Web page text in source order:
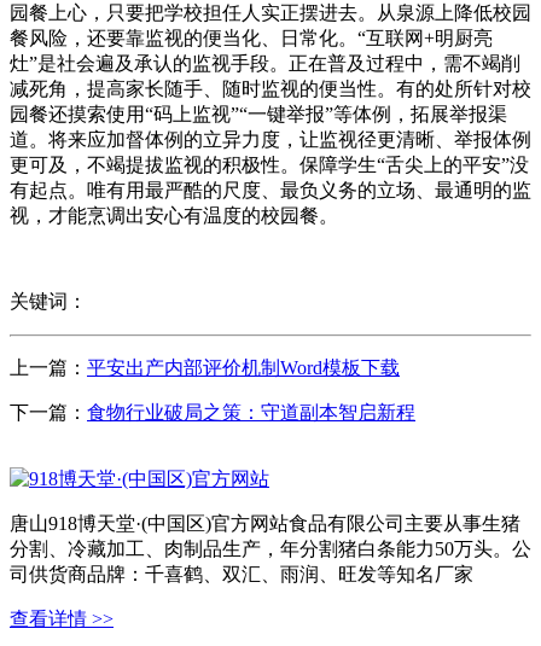
园餐上心，只要把学校担任人实正摆进去。从泉源上降低校园
餐风险，还要靠监视的便当化、日常化。“互联网+明厨亮
灶”是社会遍及承认的监视手段。正在普及过程中，需不竭削
减死角，提高家长随手、随时监视的便当性。有的处所针对校
园餐还摸索使用“码上监视”“一键举报”等体例，拓展举报渠
道。将来应加督体例的立异力度，让监视径更清晰、举报体例
更可及，不竭提拔监视的积极性。保障学生“舌尖上的平安”没
有起点。唯有用最严酷的尺度、最负义务的立场、最通明的监
视，才能烹调出安心有温度的校园餐。
关键词：
上一篇： 平安出产内部评价机制Word模板下载
下一篇： 食物行业破局之策：守道副本智启新程
唐山918博天堂·(中国区)官方网站食品有限公司主要从事生猪
分割、冷藏加工、肉制品生产，年分割猪白条能力50万头。公
司供货商品牌：千喜鹤、双汇、雨润、旺发等知名厂家
查看详情 >>